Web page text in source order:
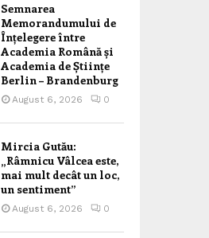
Semnarea
Memorandumului de
Înțelegere între
Academia Română și
Academia de Științe
Berlin – Brandenburg
August 6, 2026 0
Mircia Gutău:
„Râmnicu Vâlcea este,
mai mult decât un loc,
un sentiment”
August 6, 2026 0